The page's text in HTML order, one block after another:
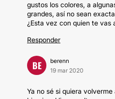
gustos los colores, a
grandes, así no sean
¿Esta vez con quien te vas
Responder
BE
berenn
19 mar 2020
Ya no sé si quiera